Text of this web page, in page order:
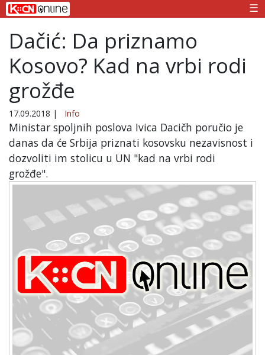
☰
Dačić: Da priznamo
Kosovo? Kad na vrbi rodi
grožđe
17.09.2018 | Info
Ministar spoljnih poslova Ivica Dacičh poručio je
danas da će Srbija priznati kosovsku nezavisnost i
dozvoliti im stolicu u UN "kad na vrbi rodi
grožđe".